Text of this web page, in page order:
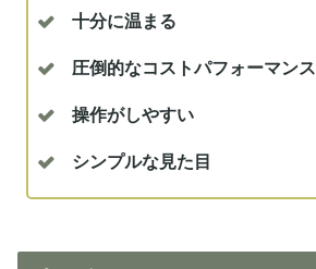
十分に温まる
圧倒的なコストパフォーマンス
操作がしやすい
シンプルな見た目